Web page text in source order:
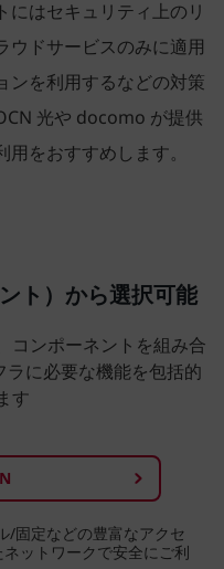
にはセキュリティ上のリ
ウドサービスのみに適用
ンを利用するなどの対策
光や docomo が提供
をおすすめします。
ト）から選択可能
コンポーネントを組み合
に必要な機能を包括的
す
/固定などの豊富なアクセ
ットワークで安全にご利